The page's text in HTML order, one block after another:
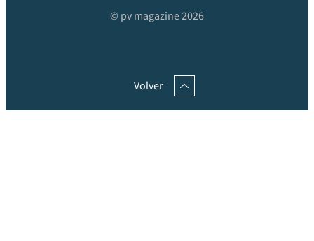
© pv magazine 2026
Volver